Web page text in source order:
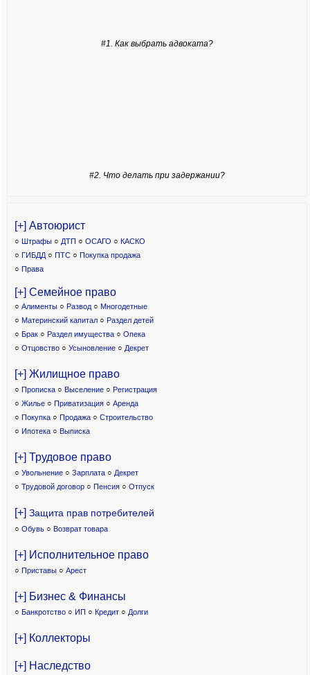
#1. Как выбрать адвоката?
#2. Что делать при задержании?
[+] Автоюрист
○ Штрафы ○ ДТП ○ ОСАГО ○ КАСКО
○ ГИБДД ○ ПТС ○ Покупка продажа
○ Права
[+] Семейное право
○ Алименты ○ Развод ○ Многодетные
○ Материнский капитал○ Раздел детей
○ Брак ○ Раздел имущества ○ Опека
○ Отцовство○ Усыновление ○ Декрет
[+] Жилищное право
○ Прописка ○ Выселение ○ Регистрация
○ Жилье ○ Приватизация ○ Аренда
○ Покупка ○ Продажа ○ Строительство
○ Ипотека ○ Выписка
[+] Трудовое право
○ Увольнение ○ Зарплата ○ Декрет
○ Трудовой договор ○ Пенсия ○ Отпуск
[+] Защита прав потребителей
○ Обувь ○ Возврат товара
[+] Исполнительное право
○ Приставы ○ Арест
[+] Бизнес & Финансы
○ Банкротство ○ ИП ○ Кредит ○ Долги
[+] Коллекторы
[+] Наследство